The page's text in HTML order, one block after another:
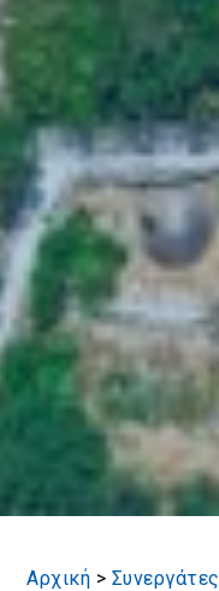
Αρχική > Συνεργάτες